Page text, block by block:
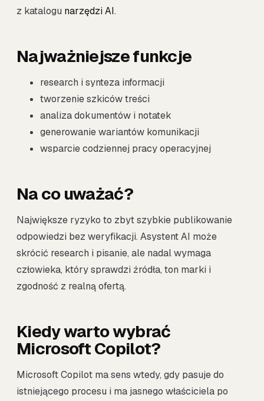
z katalogu narzędzi AI.
Najważniejsze funkcje
research i synteza informacji
tworzenie szkiców treści
analiza dokumentów i notatek
generowanie wariantów komunikacji
wsparcie codziennej pracy operacyjnej
Na co uważać?
Największe ryzyko to zbyt szybkie publikowanie
odpowiedzi bez weryfikacji. Asystent AI może
skrócić research i pisanie, ale nadal wymaga
człowieka, który sprawdzi źródła, ton marki i
zgodność z realną ofertą.
Kiedy warto wybrać
Microsoft Copilot?
Microsoft Copilot ma sens wtedy, gdy pasuje do
istniejącego procesu i ma jasnego właściciela po